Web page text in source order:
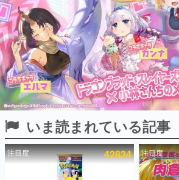
ピックアップ
電ファミのいま読まれている記事ランキング
いま読まれている記事
注目度 42834 注目度